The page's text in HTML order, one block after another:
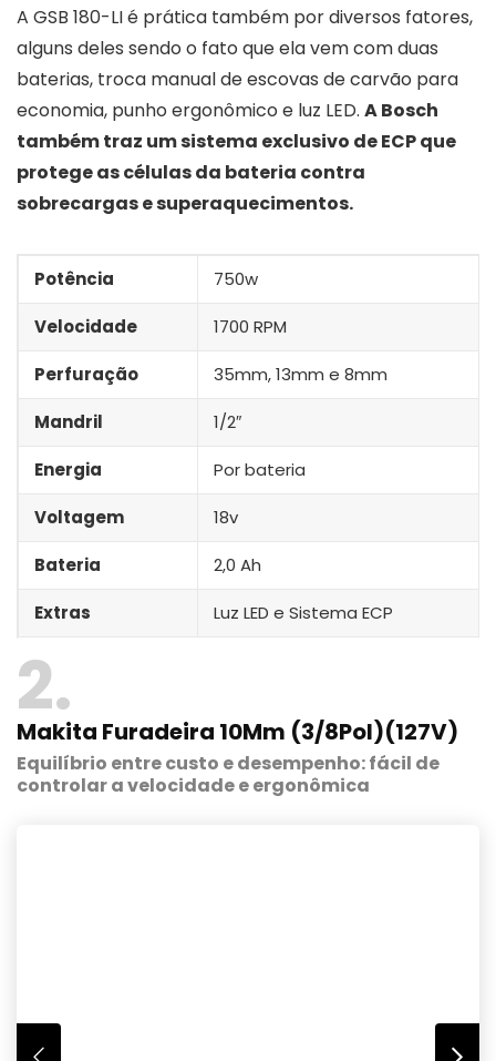
A GSB 180-LI é prática também por diversos fatores,
alguns deles sendo o fato que ela vem com duas
baterias, troca manual de escovas de carvão para
economia, punho ergonômico e luz LED. A Bosch
também traz um sistema exclusivo de ECP que
protege as células da bateria contra
sobrecargas e superaquecimentos.
Potência 750w
Velocidade 1700 RPM
Perfuração 35mm, 13mm e 8mm
Mandril 1/2″
Energia Por bateria
Voltagem 18v
Bateria 2,0 Ah
Extras Luz LED e Sistema ECP
2
Makita Furadeira 10Mm (3/8Pol)(127V)
Equilíbrio entre custo e desempenho: fácil de
controlar a velocidade e ergonômica